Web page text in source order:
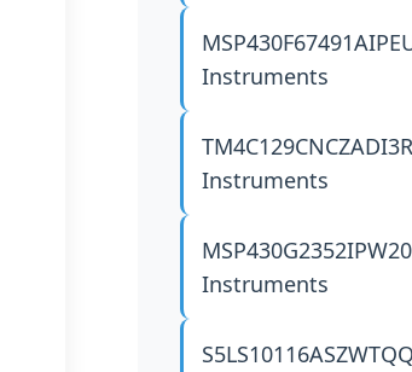
Instruments
Instruments
Instruments